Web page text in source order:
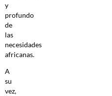
y
profundo
de
las
necesidades
africanas.
A
su
vez,